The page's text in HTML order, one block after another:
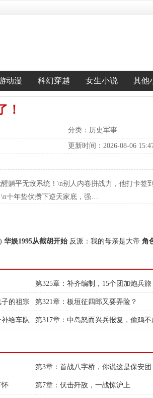
动漫 科幻穿越 女生小说 其他
！
分类：历史军事
更新时间：2026-08-06
躺平无敌系统！\n别人内卷拼战力，他打卡签
十年蛰伏攒下逆天家底，强…
华娱1995从截胡开始 反派：我的母亲是大帝 角
第325章：补齐编制，15个团加炮兵旅
子的祖宗 第321章：板垣征四郎又要弄险？
给车队 第317章：中岛怒而兴兵报复，偷鸡不
第3章：首战八字桥，你说这是保安团
怀 第7章：伏击歼敌，一战惊沪上